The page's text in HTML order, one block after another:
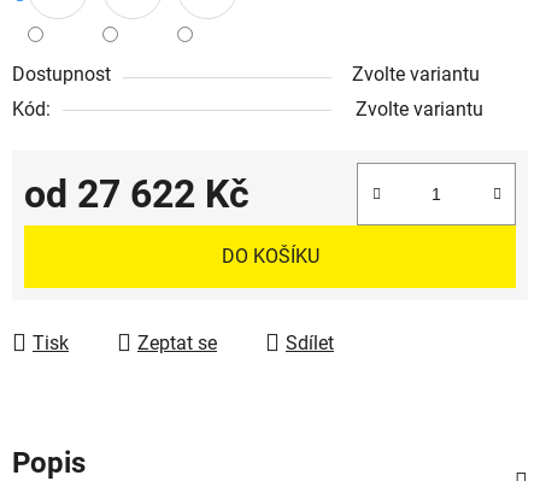
Dostupnost
Zvolte variantu
Kód:
Zvolte variantu
od 27 622 Kč
Měrná cena:
DO KOŠÍKU
Tisk Zeptat se Sdílet
Popis